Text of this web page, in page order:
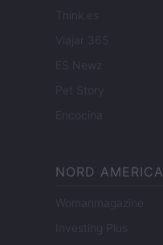
Think.es
Viajar 365
ES Newz
Pet Story
Encocina
NORD AMERICA
Womanmagazine
Investing Plus